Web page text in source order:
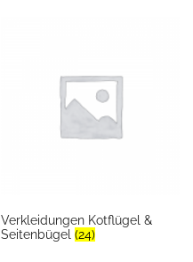
Verkleidungen Kotflügel &
Seitenbügel(24)